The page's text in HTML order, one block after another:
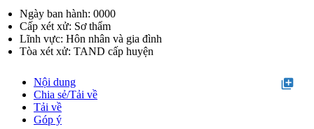
Ngày ban hành: 0000
Cấp xét xử: Sơ thẩm
Lĩnh vực: Hôn nhân và gia đình
Tòa xét xử: TAND cấp huyện
library_add
Nội dung
Chia sẻ/Tải về
Tải về
Góp ý